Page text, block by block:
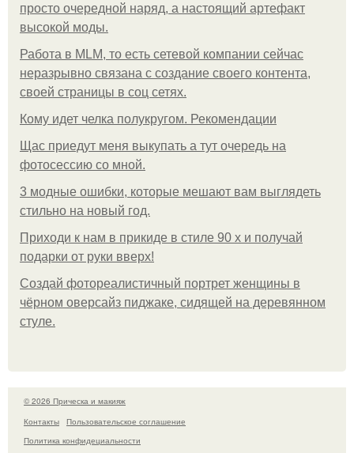
просто очередной наряд, а настоящий артефакт
высокой моды.
Работа в MLM, то есть сетевой компании сейчас
неразрывно связана с создание своего контента,
своей страницы в соц сетях.
Кому идет челка полукругом. Рекомендации
Щас приедут меня выкупать а тут очередь на
фотосессию со мной.
3 модные ошибки, которые мешают вам выглядеть
стильно на новый год.
Приходи к нам в прикиде в стиле 90 х и получай
подарки от руки вверх!
Создай фотореалистичный портрет женщины в
чёрном оверсайз пиджаке, сидящей на деревянном
стуле.
© 2026 Прическа и макияж
Контакты
Пользовательское соглашение
Политика конфидециальности